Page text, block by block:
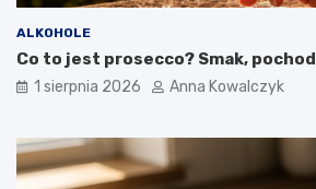
ALKOHOLE
Co to jest prosecco? Smak,
1 sierpnia 2026 Anna Kowalczyk